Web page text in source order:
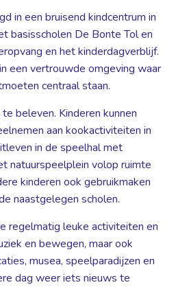
in een bruisend kindcentrum in
basisscholen De Bonte Tol en
en het kinderdagverblijf.
een vertrouwde omgeving waar
centraal staan.
beleven. Kinderen kunnen
aan kookactiviteiten in
in de speelhal met
natuurspeelplein volop ruimte
kinderen ook gebruikmaken
naastgelegen scholen.
regelmatig leuke activiteiten en
en bewegen, maar ook
musea, speelparadijzen en
dag weer iets nieuws te